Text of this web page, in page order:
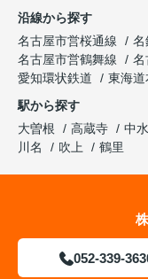
沿線から探す
名古屋市営桜通線
名
名古屋市営鶴舞線
名
愛知環状鉄道
東海道
駅から探す
大曽根
高蔵寺 中
川名
吹上 鶴里
052-339-